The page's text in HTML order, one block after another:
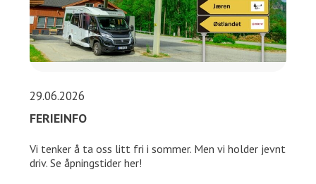
29.06.2026
FERIEINFO
Vi tenker å ta oss litt fri i sommer. Men vi holder jevnt
driv. Se åpningstider her!